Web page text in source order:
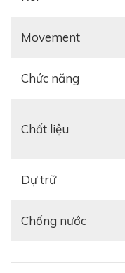
Movement
Chức năng
Chất liệu
Dự trữ
Chống nước